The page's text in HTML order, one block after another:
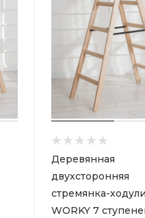
Деревянная
двухсторонняя
стремянка-ходули
WORKY 7